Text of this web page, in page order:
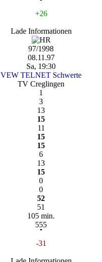
+26
Lade Informationen
97/1998
08.11.97
Sa, 19:30
VEW TELNET Schwerte
TV Creglingen
1
3
13
15
11
15
15
6
13
15
0
0
52
51
105 min.
555
-31